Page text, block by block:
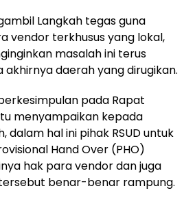
Langkah tegas guna
vendor terkhusus yang lokal,
masalah ini terus
akhirnya daerah yang dirugikan.
pada Rapat
menyampaikan kepada
dalam hal ini pihak RSUD untuk
Hand Over (PHO)
hak para vendor dan juga
benar-benar rampung.